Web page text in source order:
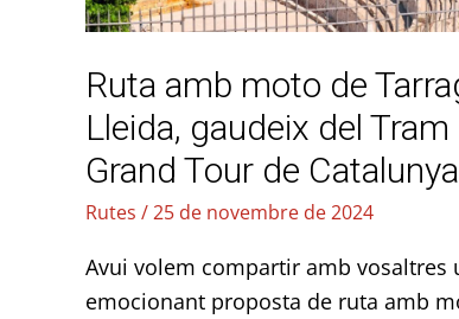
Ruta amb moto de
Lleida, gaudeix del Tram
Grand Tour de Catalunya
Rutes /25 de novembre de 2024
Avui volem compartir amb vosaltres
emocionant proposta de ruta amb
gaudeix
Tram
2
del
Grand
Tour
de
Catalunya